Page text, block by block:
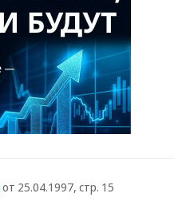
от 25.04.1997, стр. 15